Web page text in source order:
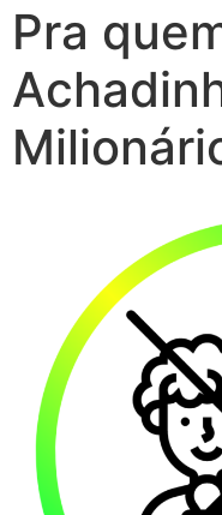
Pra